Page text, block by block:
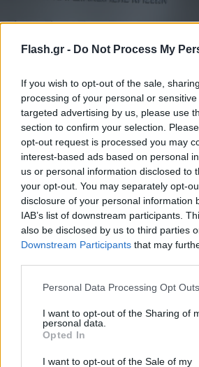
Flash.gr - Do Not Process My
If you wish to opt-out of the sale,
processing of your personal or
targeted advertising by us, please use
section to confirm your selection.
opt-out request is processed you may
interest-based ads based on personal
us or personal information disclosed to
your opt-out. You may separately opt-
disclosure of your personal information
IAB’s list of downstream participants.
also be disclosed by us to third parties
Downstream Participants that may
Please note that this website/app uses
not limited to your visit or usage
grant or deny consent to Google and its
use your data for below specified
consent section.
Personal Data Processing Opt Outs
I want to opt-out of the Sharing of
personal data.
Opted In
I want to opt-out of the Sale of my
Σε επιφυλακή ο κρατικός
νέο κύμα ισχυρών ανέμων -
Επιτροπή Κινδύνου